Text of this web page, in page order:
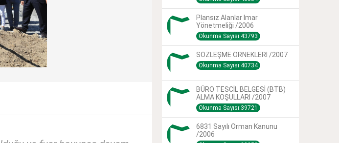
Plansız Alanlar Imar
Yönetmeliği /2006
Okunma Sayısı:43793
SÖZLEŞME ÖRNEKLERİ /2007
Okunma Sayısı:40734
BÜRO TESCİL BELGESİ (BTB)
ALMA KOŞULLARI /2007
Okunma Sayısı:39721
6831 Sayılı Orman Kanunu
/2006